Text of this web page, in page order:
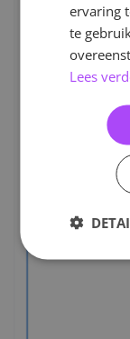
ervaring
te
Lees